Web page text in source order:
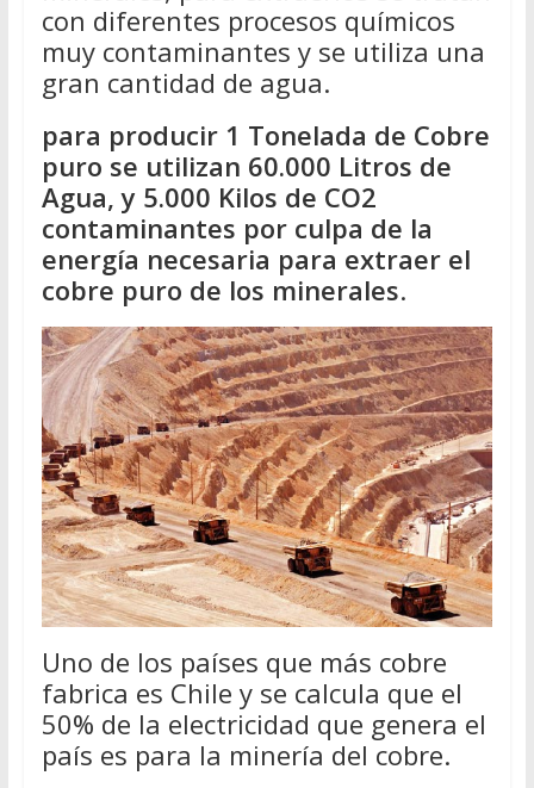
con diferentes procesos químicos
muy contaminantes y se utiliza una
gran cantidad de agua.
para producir 1 Tonelada de Cobre
puro se utilizan 60.000 Litros de
Agua, y 5.000 Kilos de CO2
contaminantes por culpa de la
energía necesaria para extraer el
cobre puro de los minerales.
Uno de los países que más cobre
fabrica es Chile y se calcula que el
50% de la electricidad que genera el
país es para la minería del cobre.